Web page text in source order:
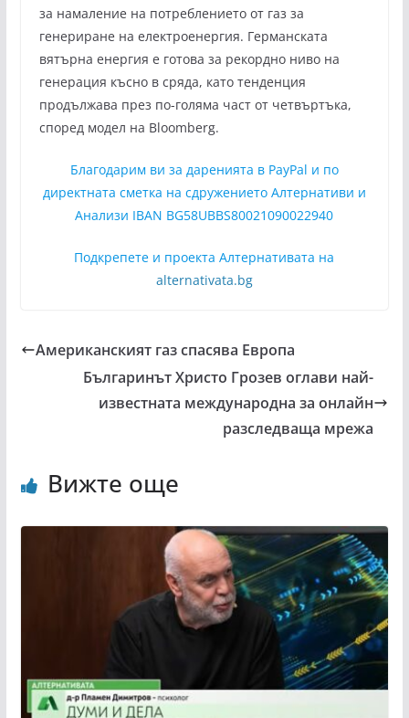
за намаление на потреблението от газ за
генериране на електроенергия. Германската
вятърна енергия е готова за рекордно ниво на
генерация късно в сряда, като тенденция
продължава през по-голяма част от четвъртъка,
според модел на Bloomberg.
Благодарим ви за даренията в PayPal и по
директната сметка на сдружението Алтернативи и
Анализи IBAN BG58UBBS80021090022940
Подкрепете и проекта Алтернативата на
alternativata.bg
Американският газ спасява Европа
Българинът Христо Грозев оглави най-
известната международна за онлайн
разследваща мрежа
Вижте още